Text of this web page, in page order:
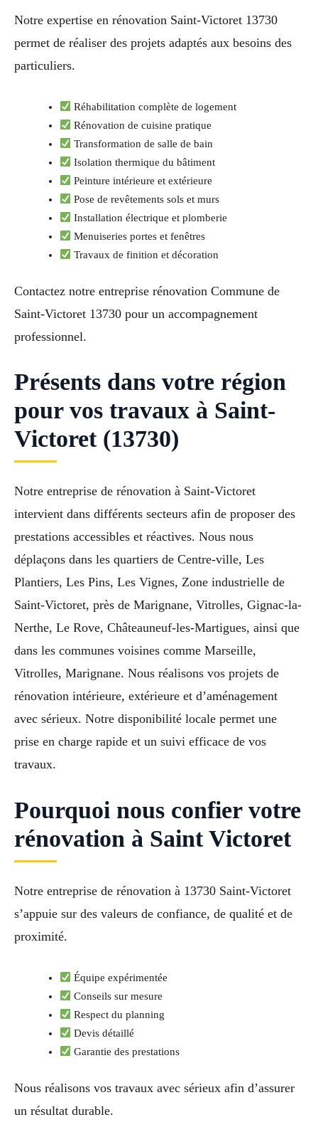
Notre expertise en rénovation Saint-Victoret 13730
permet de réaliser des projets adaptés aux besoins des
particuliers.
Réhabilitation complète de logement
Rénovation de cuisine pratique
Transformation de salle de bain
Isolation thermique du bâtiment
Peinture intérieure et extérieure
Pose de revêtements sols et murs
Installation électrique et plomberie
Menuiseries portes et fenêtres
Travaux de finition et décoration
Contactez notre entreprise rénovation Commune de
Saint-Victoret 13730 pour un accompagnement
professionnel.
Présents dans votre région
pour vos travaux à Saint-
Victoret (13730)
Notre entreprise de rénovation à Saint-Victoret
intervient dans différents secteurs afin de proposer des
prestations accessibles et réactives. Nous nous
déplaçons dans les quartiers de Centre-ville, Les
Plantiers, Les Pins, Les Vignes, Zone industrielle de
Saint-Victoret, près de Marignane, Vitrolles, Gignac-la-
Nerthe, Le Rove, Châteauneuf-les-Martigues, ainsi que
dans les communes voisines comme Marseille,
Vitrolles, Marignane. Nous réalisons vos projets de
rénovation intérieure, extérieure et d’aménagement
avec sérieux. Notre disponibilité locale permet une
prise en charge rapide et un suivi efficace de vos
travaux.
Pourquoi nous confier votre
rénovation à Saint Victoret
Notre entreprise de rénovation à 13730 Saint-Victoret
s’appuie sur des valeurs de confiance, de qualité et de
proximité.
Équipe expérimentée
Conseils sur mesure
Respect du planning
Devis détaillé
Garantie des prestations
Nous réalisons vos travaux avec sérieux afin d’assurer
un résultat durable.